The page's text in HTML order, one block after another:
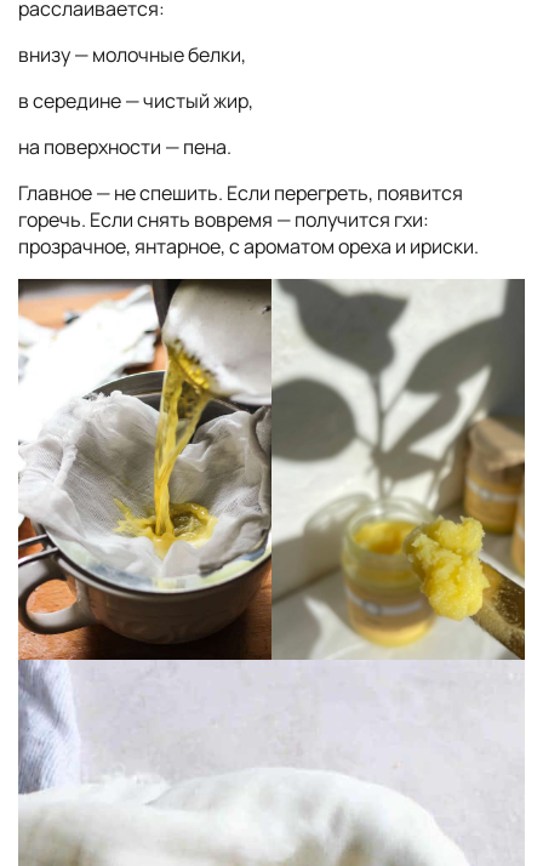
расслаивается:
внизу — молочные белки,
в середине — чистый жир,
на поверхности — пена.
Главное — не спешить. Если перегреть, появится
горечь. Если снять вовремя — получится гхи:
прозрачное, янтарное, с ароматом ореха и ириски.